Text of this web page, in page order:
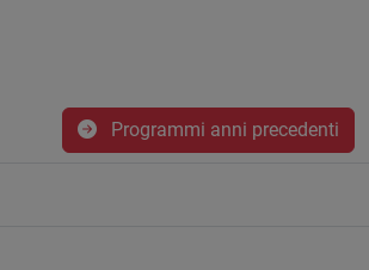
Programmi anni precedenti